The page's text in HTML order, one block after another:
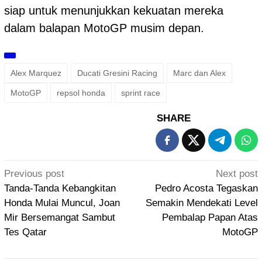
siap untuk menunjukkan kekuatan mereka
dalam balapan MotoGP musim depan.
Alex Marquez Ducati Gresini Racing Marc dan Alex
MotoGP repsol honda sprint race
SHARE
Post
navigation
Previous post
Tanda-Tanda Kebangkitan
Honda Mulai Muncul, Joan
Mir Bersemangat Sambut
Tes Qatar
Next post
Pedro Acosta Tegaskan
Semakin Mendekati Level
Pembalap Papan Atas
MotoGP